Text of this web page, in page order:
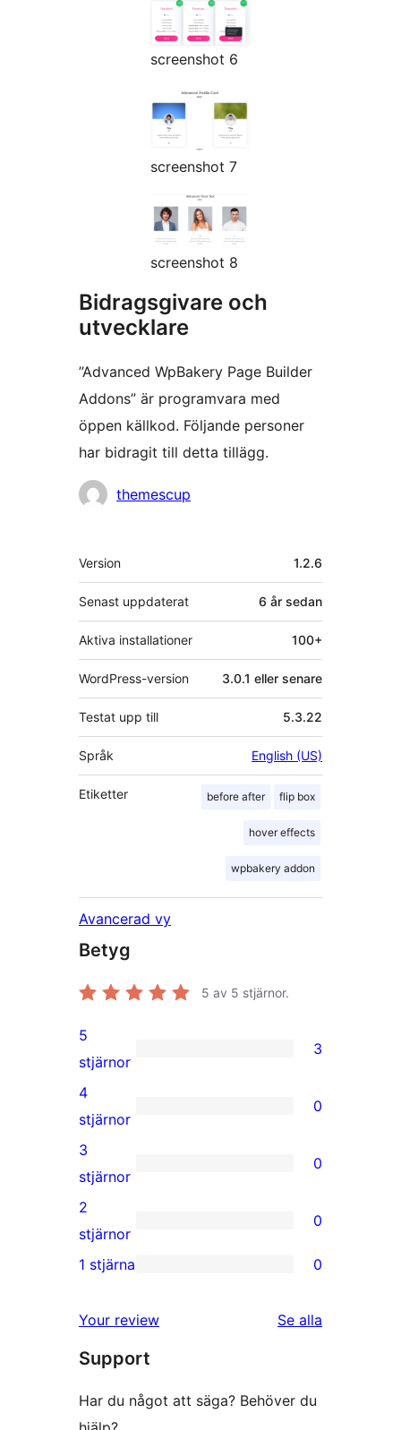
screenshot 6
screenshot 7
screenshot 8
Bidragsgivare och
utvecklare
”Advanced WpBakery Page Builder
Addons” är programvara med
öppen källkod. Följande personer
har bidragit till detta tillägg.
Bidragandethemescup
Meta
Version 1.2.6
Senast uppdaterat 6 år sedan
Aktiva installationer 100+
WordPress-version 3.0.1 eller senare
Testat upp till 5.3.22
Språk English (US)
Etiketter before after flip box
hover effects
wpbakery addon
Avancerad vy
Betyg
5 av 5 stjärnor.
3
5-
stjärniga
recensioner
5
stjärnor
3
0
4-
stjärniga
recensioner
4
stjärnor
0
0
3-
stjärniga
recensioner
3
stjärnor
0
0
2-
recensioner
2
stjärnor
0
stjärniga
recensioner
1 stjärna 0
Your review Se alla
Support
Har du något att säga? Behöver du